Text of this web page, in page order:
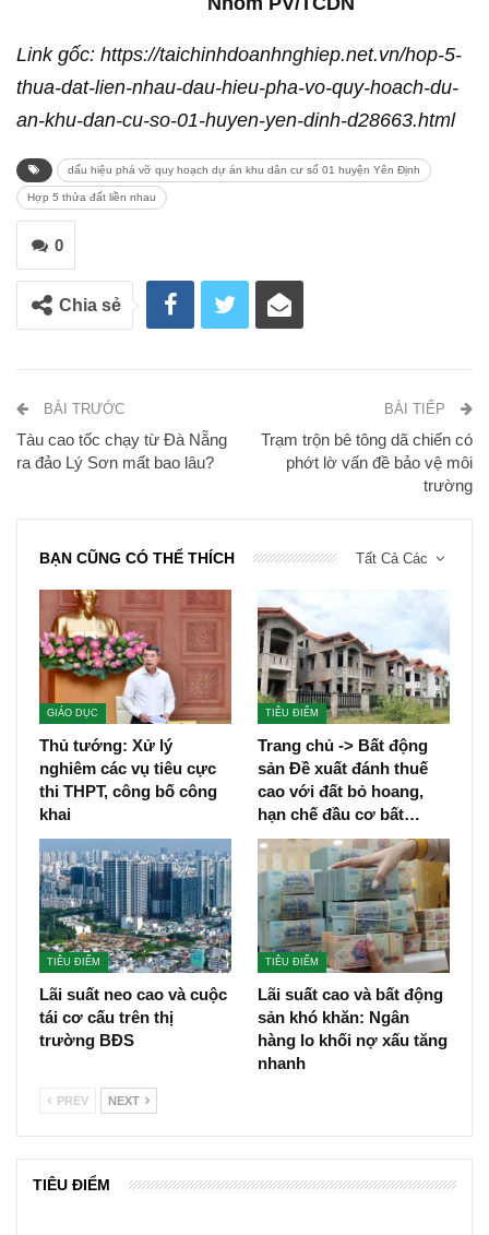
Link gốc: https://taichinhdoanhnghiep.net.vn/hop-5-
thua-dat-lien-nhau-dau-hieu-pha-vo-quy-hoach-du-
an-khu-dan-cu-so-01-huyen-yen-dinh-d28663.html
dấu hiệu phá vỡ quy hoạch dự án khu dân cư số 01 huyện Yên Định
Hợp 5 thửa đất liền nhau
0
Chia sẻ
BÀI TRƯỚC
Tàu cao tốc chạy từ Đà Nẵng
ra đảo Lý Sơn mất bao lâu?
BÀI TIẾP
Trạm trộn bê tông dã chiến có
phớt lờ vấn đề bảo vệ môi
trường
Tất Cả Các
BẠN CŨNG CÓ THỂ THÍCH
GIÁO DỤC
Thủ tướng: Xử lý
nghiêm các vụ tiêu cực
thi THPT, công bố công
khai
TIÊU ĐIỂM
Trang chủ -> Bất động
sản Đề xuất đánh thuế
cao với đất bỏ hoang,
hạn chế đầu cơ bất…
TIÊU ĐIỂM
Lãi suất neo cao và cuộc
tái cơ cấu trên thị
trường BĐS
TIÊU ĐIỂM
Lãi suất cao và bất động
sản khó khăn: Ngân
hàng lo khối nợ xấu tăng
nhanh
PREV NEXT
TIÊU ĐIỂM